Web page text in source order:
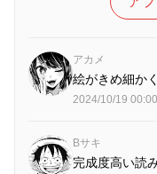
アカメ
絵がきめ細か
2024/10/19 00:00
Bサキ
完成度高い読